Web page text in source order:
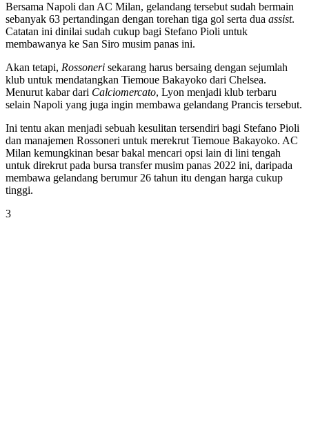
Bersama Napoli dan AC Milan, gelandang tersebut sudah bermain
sebanyak 63 pertandingan dengan torehan tiga gol serta dua assist.
Catatan ini dinilai sudah cukup bagi Stefano Pioli untuk
membawanya ke San Siro musim panas ini.
Akan tetapi, Rossoneri sekarang harus bersaing dengan sejumlah
klub untuk mendatangkan Tiemoue Bakayoko dari Chelsea.
Menurut kabar dari Calciomercato, Lyon menjadi klub terbaru
selain Napoli yang juga ingin membawa gelandang Prancis tersebut.
Ini tentu akan menjadi sebuah kesulitan tersendiri bagi Stefano Pioli
dan manajemen Rossoneri untuk merekrut Tiemoue Bakayoko. AC
Milan kemungkinan besar bakal mencari opsi lain di lini tengah
untuk direkrut pada bursa transfer musim panas 2022 ini, daripada
membawa gelandang berumur 26 tahun itu dengan harga cukup
tinggi.
3